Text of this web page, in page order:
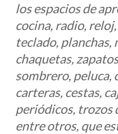
los espacios de
cocina, radio,
teclado,
chaquetas,
sombrero, peluca,
carteras, cestas,
periódicos, trozos
entre otros, que